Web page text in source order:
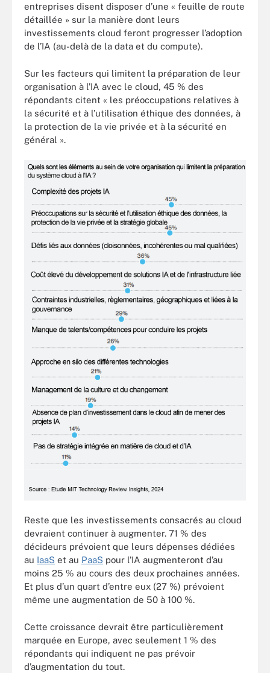
entreprises disent disposer d’une « feuille de route
détaillée » sur la manière dont leurs
investissements cloud feront progresser l’adoption
de l’IA (au-delà de la data et du compute).
Sur les facteurs qui limitent la préparation de leur
organisation à l’IA avec le cloud, 45 % des
répondants citent « les préoccupations relatives à
la sécurité et à l’utilisation éthique des données, à
la protection de la vie privée et à la sécurité en
général ».
Reste que les investissements consacrés au cloud
devraient continuer à augmenter. 71 % des
décideurs prévoient que leurs dépenses dédiées
au IaaS et au PaaS pour l’IA augmenteront d’au
moins 25 % au cours des deux prochaines années.
Et plus d’un quart d’entre eux (27 %) prévoient
même une augmentation de 50 à 100 %.
Cette croissance devrait être particulièrement
marquée en Europe, avec seulement 1 % des
répondants qui indiquent ne pas prévoir
d’augmentation du tout.